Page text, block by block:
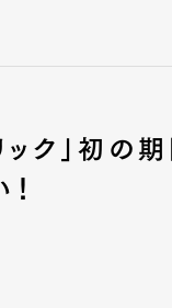
ック」初